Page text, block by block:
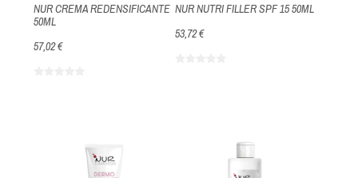
NUR CREMA REDENSIFICANTE
50ML
57,02 €
NUR NUTRI FILLER SPF 15 50ML
53,72 €